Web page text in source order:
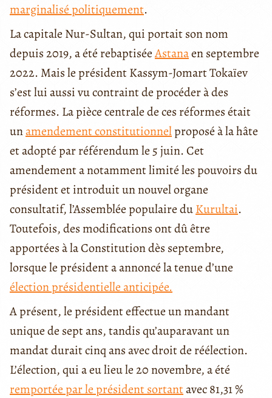
marginalisé politiquement.
La capitale Nur-Sultan, qui portait son nom
depuis 2019, a été rebaptiséeAstanaen septembre
2022. Mais le président Kassym-Jomart Tokaïev
s’est lui aussi vu contraint de procéder à des
réformes. La pièce centrale de ces réformes était
unamendement constitutionnelproposé à la hâte
et adopté par référendum le 5 juin. Cet
amendement a notamment limité les pouvoirs du
président et introduit un nouvel organe
consultatif, l’Assemblée populaire duKurultai.
Toutefois, des modifications ont dû être
apportées à la Constitution dès septembre,
lorsque le président a annoncé la tenue d’une
élection présidentielle anticipée.
A présent, le président effectue un mandant
unique de sept ans, tandis qu’auparavant un
mandat durait cinq ans avec droit de réélection.
L’élection, qui a eu lieu le 20 novembre, a été
remportée par le président sortantavec 81,31 %